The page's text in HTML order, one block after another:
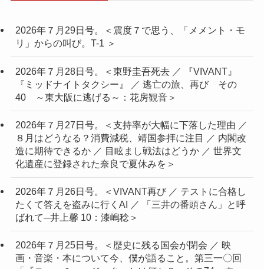
2026年７月29日号。＜震度７で思う、「メメント・モ
リ」からの叫び。T-1 ＞
2026年７月28日号。＜東野圭吾死去 ／ 『VIVANT』
『ミッドナイトタクシー』 ／ 逃亡の旅、再び その
40 ～東大阪に逃げる～：花房観音＞
2026年７月27日号。＜支持率が大幅に下落した理由 ／
８月はどうなる？消費減税、靖国参拝に注目 ／ 内閣改
造に期待できるか ／ 目眩まし戦法はどうか ／ 世界文
化遺産に登録された奈良で夏休みを＞
2026年７月26日号。＜VIVANT再び ／ テストに合格し
たくて答えを盗みに行くAI ／ 「三井の番頭さん」と呼
ばれて─井上馨 10：漆嶋稔＞
2026年７月25日号。＜歴史に残る国会が閉会 ／ 映
画・音楽・本について今、僕が語ること。第三一〇回